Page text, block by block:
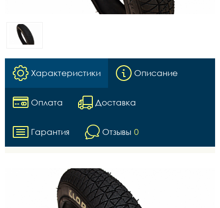
Характеристики Описание
Оплата Доставка
Гарантия Отзывы 0